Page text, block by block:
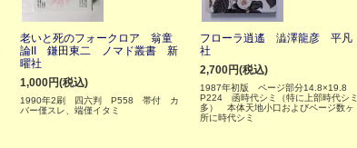
老いと死のフォークロア 翁童
論II 鎌田東二 ノマド叢書 新
曜社
1,000円(税込)
1990年2刷 四六判 P558 帯付 カ
バー僅スレ、端僅イタミ
フローラ逍遙 澁澤龍彦 平凡
社
2,700円(税込)
1987年初版 ページ部分14.8×19.8
P224 函時代シミ（特に上部時代シミ
多） 本体天地小口およびページ数ヶ
所に時代シミ